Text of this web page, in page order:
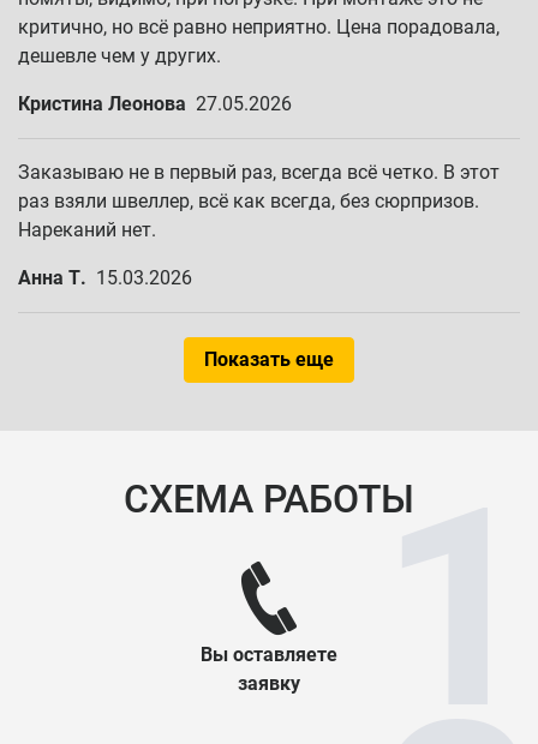
критично, но всё равно неприятно. Цена порадовала,
дешевле чем у других.
Кристина Леонова 27.05.2026
Заказываю не в первый раз, всегда всё четко. В этот
раз взяли швеллер, всё как всегда, без сюрпризов.
Нареканий нет.
Анна Т. 15.03.2026
Показать еще
СХЕМА РАБОТЫ
Вы оставляете
заявку